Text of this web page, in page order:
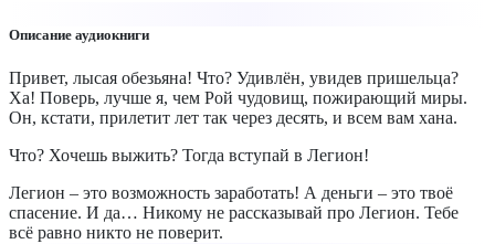
Описание аудиокниги
Привет, лысая обезьяна! Что? Удивлён, увидев пришельца?
Ха! Поверь, лучше я, чем Рой чудовищ, пожирающий миры.
Он, кстати, прилетит лет так через десять, и всем вам хана.
Что? Хочешь выжить? Тогда вступай в Легион!
Легион – это возможность заработать! А деньги – это твоё
спасение. И да… Никому не рассказывай про Легион. Тебе
всё равно никто не поверит.